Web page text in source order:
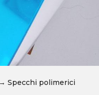
→ Specchi polimerici